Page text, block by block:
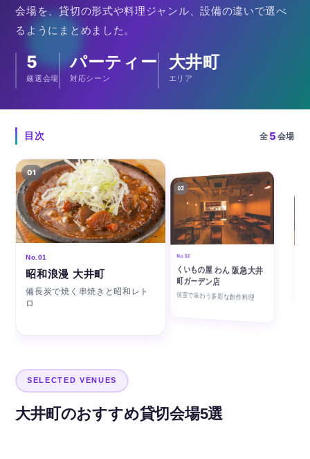
会場を、貸切の形式や料理ジャンル、設備の違いで選べ
るようにまとめました。
5
厳選会場
パーティー
対応シーン
大井町
エリア
目次 全 5会場
01
No.01
昭和浪漫 大井町
備長炭で焼く串焼きと昭和レト
ロ
02
No.02
くいもの屋 わん 阪急大井
町ガーデン店
個室で味わう多彩な創作料理
SELECTED VENUES
大井町のおすすめ貸切会場5選